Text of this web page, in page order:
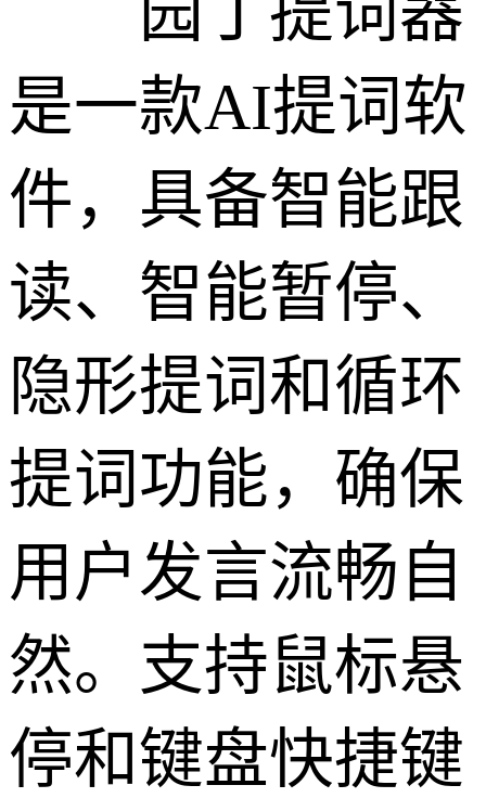
园丁提词器
是一款AI提词软
件，具备智能跟
读、智能暂停、
隐形提词和循环
提词功能，确保
用户发言流畅自
然。支持鼠标悬
停和键盘快捷键